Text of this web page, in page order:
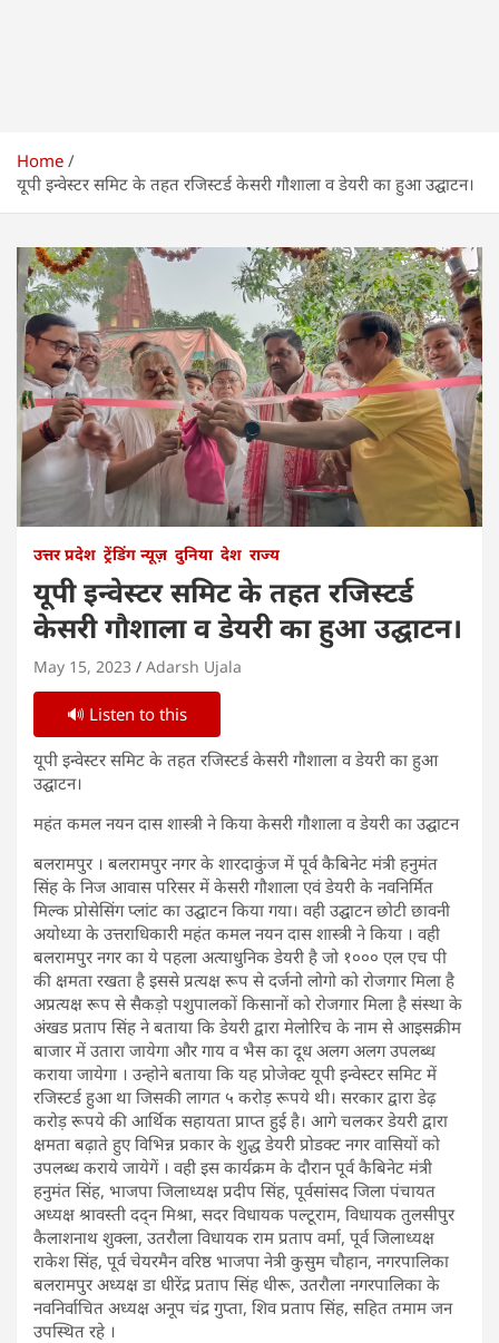
Home
यूपी इन्वेस्टर समिट के तहत रजिस्टर्ड केसरी गौशाला व डेयरी का हुआ उद्घाटन।
उत्तर प्रदेश ट्रेंडिंग न्यूज़ दुनिया देश राज्य
यूपी इन्वेस्टर समिट के तहत रजिस्टर्ड
केसरी गौशाला व डेयरी का हुआ उद्घाटन।
May 15, 2023 Adarsh Ujala
🔊 Listen to this
यूपी इन्वेस्टर समिट के तहत रजिस्टर्ड केसरी गौशाला व डेयरी का हुआ
उद्घाटन।
महंत कमल नयन दास शास्त्री ने किया केसरी गौशाला व डेयरी का उद्घाटन
बलरामपुर । बलरामपुर नगर के शारदाकुंज में पूर्व कैबिनेट मंत्री हनुमंत
सिंह के निज आवास परिसर में केसरी गौशाला एवं डेयरी के नवनिर्मित
मिल्क प्रोसेसिंग प्लांट का उद्घाटन किया गया। वही उद्घाटन छोटी छावनी
अयोध्या के उत्तराधिकारी महंत कमल नयन दास शास्त्री ने किया । वही
बलरामपुर नगर का ये पहला अत्याधुनिक डेयरी है जो १००० एल एच पी
की क्षमता रखता है इससे प्रत्यक्ष रूप से दर्जनो लोगो को रोजगार मिला है
अप्रत्यक्ष रूप से सैकड़ो पशुपालकों किसानों को रोजगार मिला है संस्था के
अंखड प्रताप सिंह ने बताया कि डेयरी द्वारा मेलोरिच के नाम से आइसक्रीम
बाजार में उतारा जायेगा और गाय व भैस का दूध अलग अलग उपलब्ध
कराया जायेगा । उन्होने बताया कि यह प्रोजेक्ट यूपी इन्वेस्टर समिट में
रजिस्टर्ड हुआ था जिसकी लागत ५ करोड़ रूपये थी। सरकार द्वारा डेढ़
करोड़ रूपये की आर्थिक सहायता प्राप्त हुई है। आगे चलकर डेयरी द्वारा
क्षमता बढ़ाते हुए विभिन्न प्रकार के शुद्ध डेयरी प्रोडक्ट नगर वासियों को
उपलब्ध कराये जायेगें । वही इस कार्यक्रम के दौरान पूर्व कैबिनेट मंत्री
हनुमंत सिंह, भाजपा जिलाध्यक्ष प्रदीप सिंह, पूर्व‌सांसद जिला पंचायत
अध्यक्ष श्रावस्ती दद्न मिश्रा, सदर विधायक पल्टूराम, विधायक तुलसीपुर
कैलाशनाथ शुक्ला, उतरौला विधायक राम प्रताप वर्मा, पूर्व जिलाध्यक्ष
राकेश‌ सिंह, पूर्व चेयरमैन वरिष्ठ भाजपा नेत्री कुसुम चौहान, नगरपालिका
बलरामपुर अध्यक्ष डा धीरेंद्र प्रताप सिंह धीरू, उतरौला नगरपालिका के
नवनिर्वाचित अध्यक्ष अनूप चंद्र गुप्ता, शिव प्रताप सिंह, सहित तमाम जन
उपस्थित रहे ।